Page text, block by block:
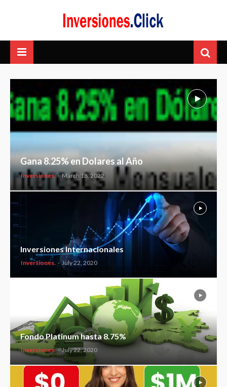
Gana 8.25% en Dolares al Año
Inversiones. - March 18, 2022
Inversiones Internacionales
Inversiones. - July 22, 2020
Fondo Platinum hasta 8.75%
Inversiones. - July 22, 2020